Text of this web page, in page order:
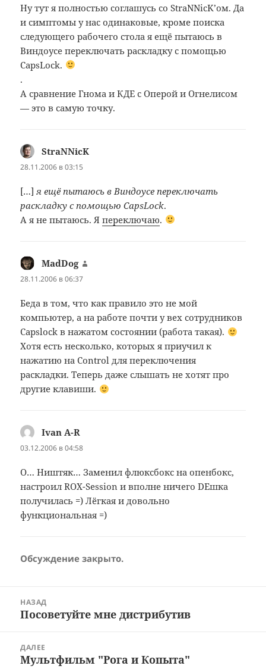
Ну тут я полностью соглашусь со StraNNicK’ом. Да
и симптомы у нас одинаковые, кроме поиска
следующего рабочего стола я ещё пытаюсь в
Виндоусе переключать раскладку с помощью
CapsLock.
.
А сравнение Гнома и КДЕ с Оперой и Огнелисом
— это в самую точку.
StraNNicK
28.11.2006 в 03:15
[…]я ещё пытаюсь в Виндоусе переключать
раскладку с помощью CapsLock.
А я не пытаюсь. Япереключаю.
MadDog
28.11.2006 в 06:37
Беда в том, что как правило это не мой
компьютер, а на работе почти у вех сотрудников
Capslock в нажатом состоянии (работа такая).
Хотя есть несколько, которых я приучил к
нажатию на Control для переключения
раскладки. Теперь даже слышать не хотят про
другие клавиши.
Ivan A-R
03.12.2006 в 04:58
О… Ништяк… Заменил флюксбокс на опенбокс,
настроил ROX-Session и вполне ничего DEшка
получилась =) Лёгкая и довольно
функциональная =)
Обсуждение закрыто.
записям
НАЗАД
Предыдущая
Посоветуйте мне дистрибутив
ДАЛЕЕ
Следующая
Мультфильм "Рога и Копыта"